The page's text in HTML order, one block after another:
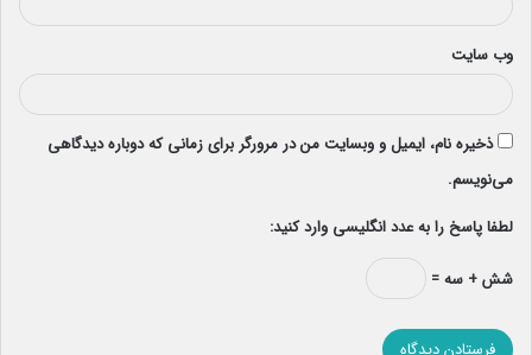
وب‌ سایت
ذخیره نام، ایمیل و وبسایت من در مرورگر برای زمانی که دوباره دیدگاهی
می‌نویسم.
لطفا پاسخ را به عدد انگلیسی وارد کنید:
شش + سه =